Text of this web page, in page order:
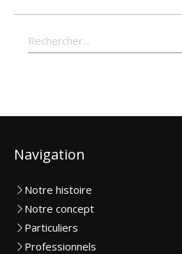
Rechercher
Navigation
Notre histoire
Notre concept
Particuliers
Professionnels